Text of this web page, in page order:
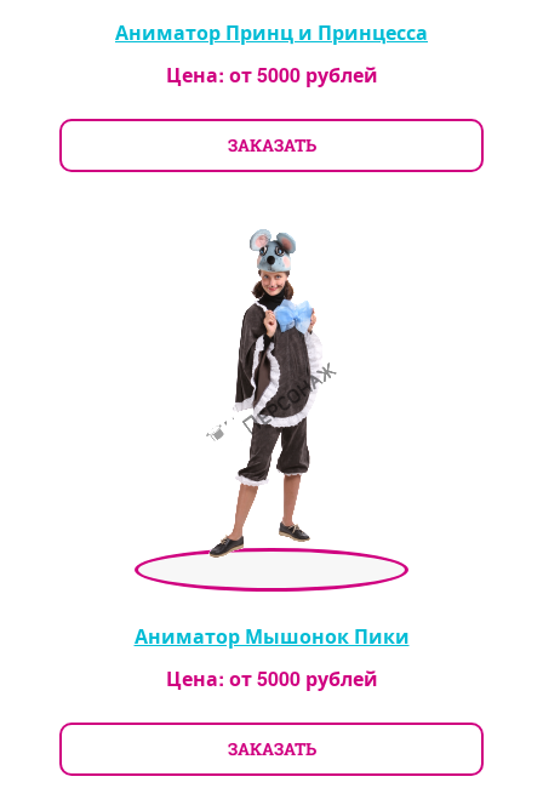
Аниматор Принц и Принцесса
Цена: от5000рублей
ЗАКАЗАТЬ
Аниматор Мышонок Пики
Цена: от5000рублей
ЗАКАЗАТЬ